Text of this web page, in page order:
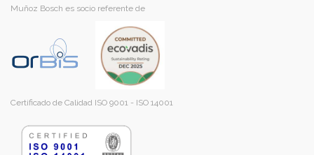
Muñoz Bosch es socio referente de
Certificado de Calidad ISO 9001 - ISO 14001